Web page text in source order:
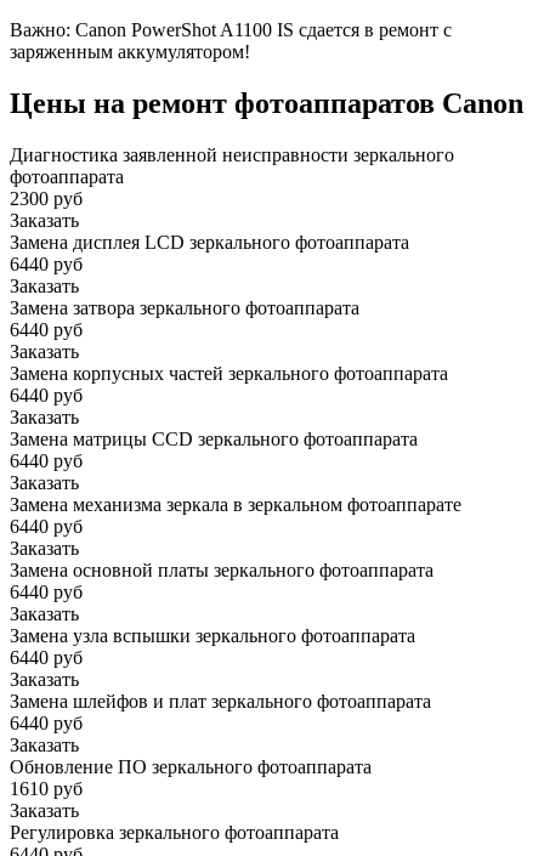
Важно: Canon PowerShot A1100 IS сдается в ремонт с
заряженным аккумулятором!
Цены на ремонт фотоаппаратов Canon
Диагностика заявленной неисправности зеркального
фотоаппарата
2300 руб
Заказать
Замена дисплея LCD зеркального фотоаппарата
6440 руб
Заказать
Замена затвора зеркального фотоаппарата
6440 руб
Заказать
Замена корпусных частей зеркального фотоаппарата
6440 руб
Заказать
Замена матрицы CCD зеркального фотоаппарата
6440 руб
Заказать
Замена механизма зеркала в зеркальном фотоаппарате
6440 руб
Заказать
Замена основной платы зеркального фотоаппарата
6440 руб
Заказать
Замена узла вспышки зеркального фотоаппарата
6440 руб
Заказать
Замена шлейфов и плат зеркального фотоаппарата
6440 руб
Заказать
Обновление ПО зеркального фотоаппарата
1610 руб
Заказать
Регулировка зеркального фотоаппарата